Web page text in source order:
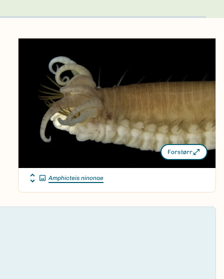
Forstørr
Amphicteis ninonae